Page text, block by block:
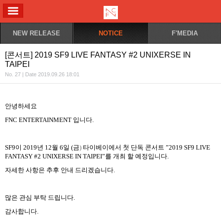
NEW RELEASE NOTICE F'MEDIA
[콘서트] 2019 SF9 LIVE FANTASY #2 UNIXERSE IN
TAIPEI
No. 27 | Date 2019.09.26 18:01
안녕하세요
FNC ENTERTAINMENT 입니다.
SF9이 2019년 12월 6일 (금) 타이베이에서 첫 단독 콘서트 ”2019 SF9 LIVE
FANTASY #2 UNIXERSE IN TAIPEI”를 개최 할 예정입니다
자세한 사항은 추후 안내 드리겠습니다.
많은 관심 부탁 드립니다
감사합니다.